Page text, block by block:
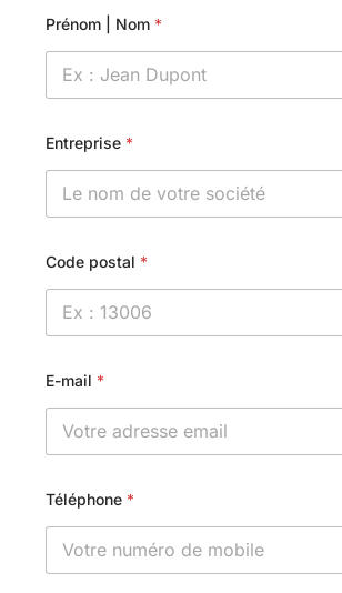
Prénom | Nom *
Entreprise *
Code postal *
E-mail *
Téléphone *